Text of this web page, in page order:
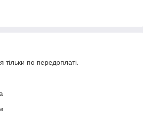
тільки по передоплаті.